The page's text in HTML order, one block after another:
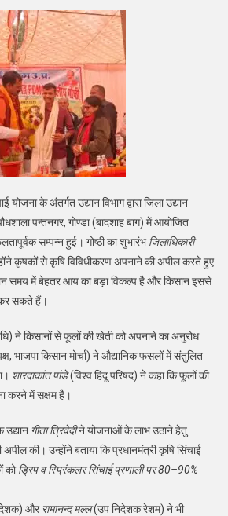
योजना के अंतर्गत उद्यान विभाग द्वारा जिला उद्यान
पन्तनगर, गोण्डा (बादशाह बाग) में आयोजित
सम्पन्न हुई। गोष्ठी का शुभारंभजिलाधिकारी
कृषकों से कृषि विविधीकरण अपनाने की अपील करते हुए
समय में बेहतर आय का बड़ा विकल्प है और किसान इससे
सकते हैं।
ने किसानों से फूलों की खेती को अपनाने का अनुरोध
भाजपा किसान मोर्चा) ने औद्यानिक फसलों में संतुलित
शारदाकांत पांडे(विश्व हिंदू परिषद) ने कहा कि फूलों की
करने में सक्षम है।
गीता त्रिवेदीने योजनाओं के लाभ उठाने हेतु
की। उन्होंने बताया कि प्रधानमंत्री कृषि सिंचाई
कोड्रिप व स्प्रिंकलर सिंचाई प्रणाली पर 80–90%
और रामानन्द मल्ल(उप निदेशक रेशम) ने भी